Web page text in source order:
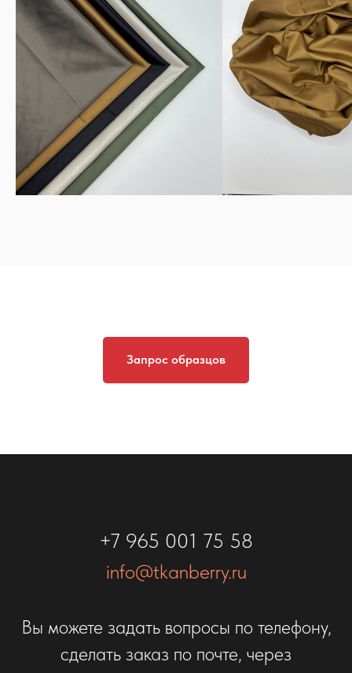
Запрос образцов
+7 965 001 75 58
info@tkanberry.ru
Вы можете задать вопросы по телефону,
сделать заказ по почте, через